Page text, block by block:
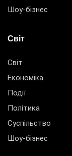
Шоу-бізнес
Світ
Світ
Економіка
Події
Політика
Суспільство
Шоу-бізнес